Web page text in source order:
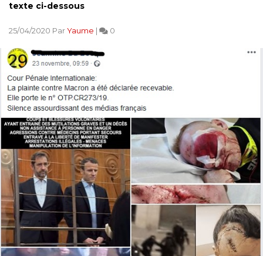
texte ci-dessous
25/04/2020 ParYaume | 0